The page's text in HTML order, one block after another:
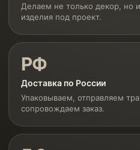
Делаем не только декор, но
изделия под проект.
РФ
Доставка по России
Упаковываем, отправляем
сопровождаем заказ.